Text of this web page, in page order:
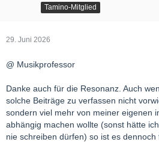
Tamino-Mitglied
29. Juni 2026
@ Musikprofessor
Danke auch für die Resonanz. Auch
solche Beiträge zu verfassen nicht
sondern viel mehr von meiner eigenen
abhängig machen wollte (sonst hätte
nie schreiben dürfen) so ist es